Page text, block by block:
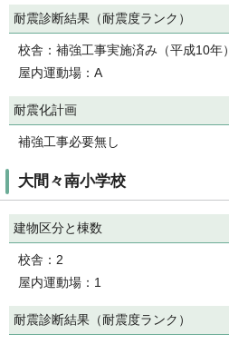
耐震診断結果（耐震度ランク）
校舎：補強工事実施済み（平成10年）
屋内運動場：A
耐震化計画
補強工事必要無し
大間々南小学校
建物区分と棟数
校舎：2
屋内運動場：1
耐震診断結果（耐震度ランク）